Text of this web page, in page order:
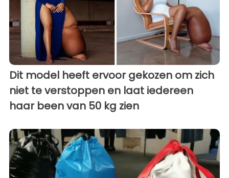
Dit model heeft ervoor gekozen om zich
niet te verstoppen en laat iedereen
haar been van 50 kg zien